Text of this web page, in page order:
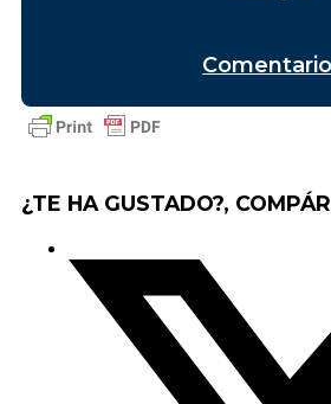
Comentario
¿TE HA GUSTADO?,